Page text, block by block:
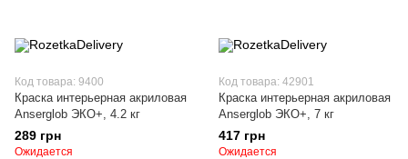
Код товара: 9400
Краска интерьерная акриловая
Anserglob ЭКО+, 4.2 кг
289 грн
Ожидается
Код товара: 42901
Краска интерьерная акриловая
Anserglob ЭКО+, 7 кг
417 грн
Ожидается